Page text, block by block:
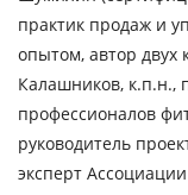
практик продаж и
опытом, автор двух
Калашников, к.п.н.,
профессионалов
руководитель
эксперт